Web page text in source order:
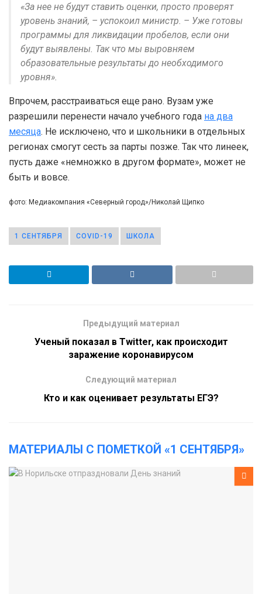
«За нее не будут ставить оценки, просто проверят
уровень знаний, – успокоил министр. – Уже готовы
программы для ликвидации пробелов, если они
будут выявлены. Так что мы выровняем
образовательные результаты до необходимого
уровня».
Впрочем, расстраиваться еще рано. Вузам уже
разрешили перенести начало учебного года на два
месяца. Не исключено, что и школьники в отдельных
регионах смогут сесть за парты позже. Так что линеек,
пусть даже «немножко в другом формате», может не
быть и вовсе.
фото: Медиакомпания «Северный город»/Николай Щипко
1 СЕНТЯБРЯ COVID-19 ШКОЛА
Предыдущий материал
Ученый показал в Twitter, как происходит
заражение коронавирусом
Следующий материал
Кто и как оценивает результаты ЕГЭ?
МАТЕРИАЛЫ С ПОМЕТКОЙ «1 СЕНТЯБРЯ»